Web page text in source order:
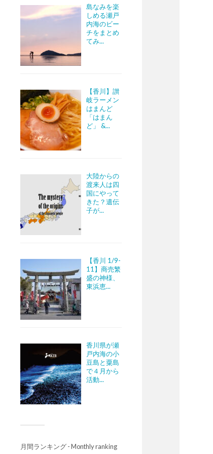
島なみを楽
しめる瀬戸
内海のビー
チをまとめ
てみ...
【香川】讃
岐ラーメン
はまんど
「はまん
ど」 &...
大陸からの
渡来人は四
国にやって
きた？遺伝
子が...
【香川 1/9-
11】商売繁
盛の神様、
東浜恵...
香川県が瀬
戸内海の小
豆島と粟島
で４月から
活動...
月間ランキング - Monthly ranking